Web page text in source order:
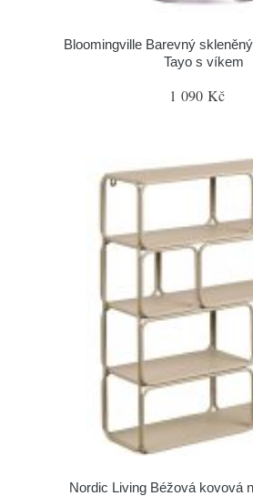
Bloomingville Barevný
Tayo s víkem
1 090 Kč
Nordic Living Béžová kovová